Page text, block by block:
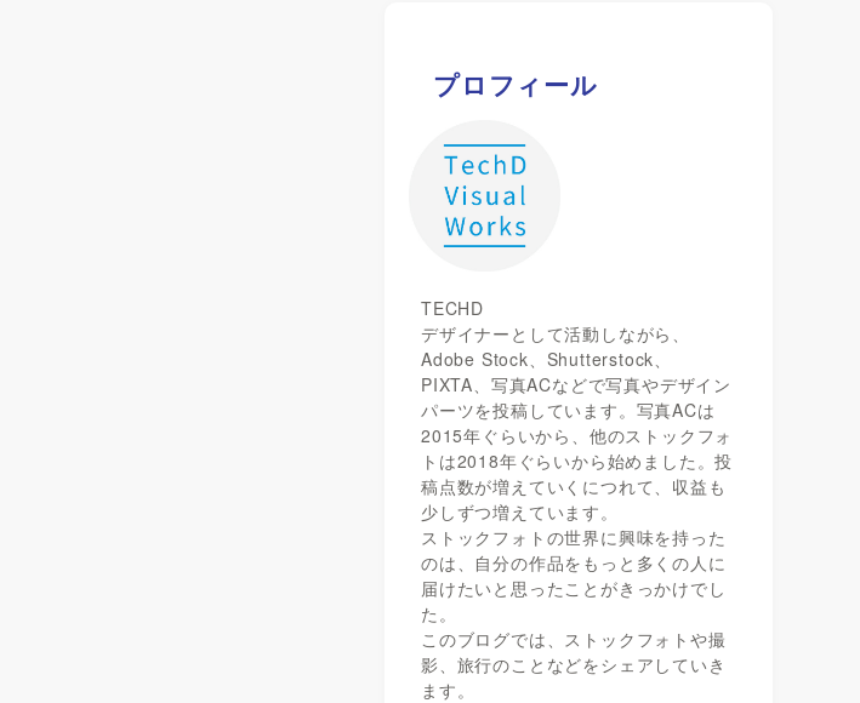
プロフィール
TECHD
デザイナーとして活動しながら、
Adobe Stock、Shutterstock、
PIXTA、写真ACなどで写真やデザイン
パーツを投稿しています。写真ACは
2015年ぐらいから、他のストックフォ
トは2018年ぐらいから始めました。投
稿点数が増えていくにつれて、収益も
少しずつ増えています。
ストックフォトの世界に興味を持った
のは、自分の作品をもっと多くの人に
届けたいと思ったことがきっかけでし
た。
このブログでは、ストックフォトや撮
影、旅行のことなどをシェアしていき
ます。